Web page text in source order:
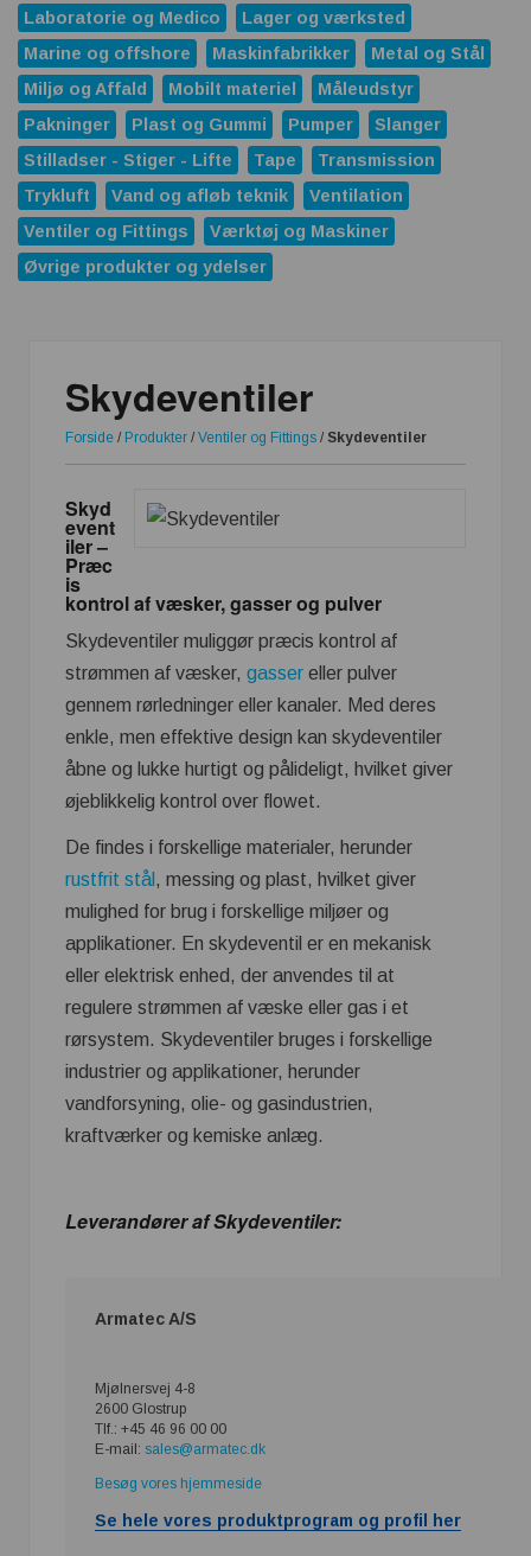
Laboratorie og Medico
Lager og værksted
Marine og offshore
Maskinfabrikker
Metal og Stål
Miljø og Affald
Mobilt materiel
Måleudstyr
Pakninger
Plast og Gummi Pumper
Slanger
Stilladser - Stiger - Lifte
Tape
Transmission
Trykluft
Vand og afløb teknik
Ventilation
Ventiler og Fittings
Værktøj og Maskiner
Øvrige produkter og ydelser
Skydeventiler
Forside / Produkter / Ventiler og Fittings / Skydeventiler
Skyd
event
iler –
Præc
is
kontrol af væsker, gasser og pulver
Skydeventiler muliggør præcis kontrol af
strømmen af væsker, gasser eller pulver
gennem rørledninger eller kanaler. Med deres
enkle, men effektive design kan skydeventiler
åbne og lukke hurtigt og pålideligt, hvilket giver
øjeblikkelig kontrol over flowet.
De findes i forskellige materialer, herunder
rustfrit stål , messing og plast, hvilket giver
mulighed for brug i forskellige miljøer og
applikationer. En skydeventil er en mekanisk
eller elektrisk enhed, der anvendes til at
regulere strømmen af væske eller gas i et
rørsystem. Skydeventiler bruges i forskellige
industrier og applikationer, herunder
vandforsyning, olie- og gasindustrien,
kraftværker og kemiske anlæg.
Leverandører af Skydeventiler:
Armatec A/S
Mjølnersvej 4-8
2600 Glostrup
Tlf.: +45 46 96 00 00
E-mail: sales@armatec.dk
Besøg vores hjemmeside
Se hele vores produktprogram og profil her